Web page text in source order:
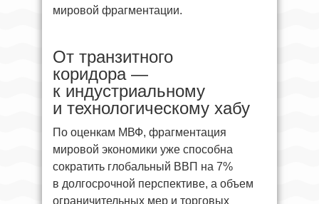
мировой фрагментации.
От транзитного
коридора —
к индустриальному
и технологическому хабу
По оценкам МВФ, фрагментация
мировой экономики уже способна
сократить глобальный ВВП на 7%
в долгосрочной перспективе, а объем
ограничительных мер и торговых